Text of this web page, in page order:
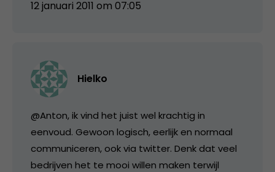
12 januari 2011 om 07:05
Hielko
@Anton, ik vind het juist wel krachtig in
eenvoud. Gewoon logisch, eerlijk en normaal
communiceren, ook via twitter. Denk dat veel
bedrijven het te mooi willen maken terwijl